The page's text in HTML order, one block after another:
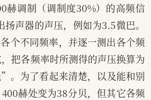
赫调制（调制度30%）的高频信
声器的声压，例如为3.5微巴。
个不同频率，并逐一测出各个频
把各频率时所测得的声压换算为
。为了看起来清楚，以及能和别
赫处变为38分贝，但其它各频